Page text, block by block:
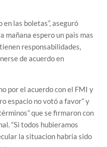
las boletas”, aseguró
mañana espero un pais mas
responsabilidades,
de acuerdo en
por el acuerdo con el FMI y
espacio no votó a favor” y
que se firmaron con
“Si todos hubieramos
la situacion habria sido